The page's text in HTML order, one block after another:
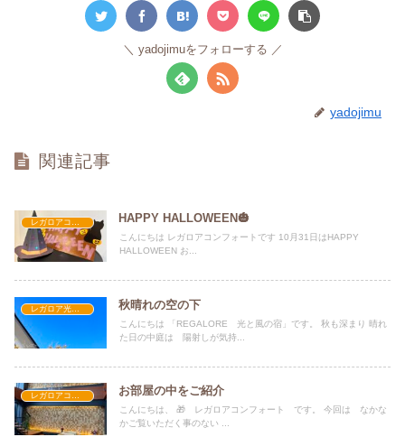
yadojimuをフォローする
yadojimu
関連記事
HAPPY HALLOWEEN🎃
こんにちは レガロアコンフォートです 10月31日はHAPPY
HALLOWEEN お...
秋晴れの空の下
こんにちは 「REGALORE 光と風の宿」です。 秋も深まり 晴れ
た日の中庭は 陽射しが気持...
お部屋の中をご紹介
こんにちは、 🎁 レガロアコンフォート です。 今回は なかな
かご覧いただく事のない ...